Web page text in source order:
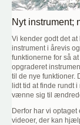
Nyt instrument;
Vi kender godt det at
instrument i årevis
funktionerne for så
opgraderet
til de nye funktioner.
lidt tid at finde rundt
vænne sig til
Derfor har vi
videoer, der kan